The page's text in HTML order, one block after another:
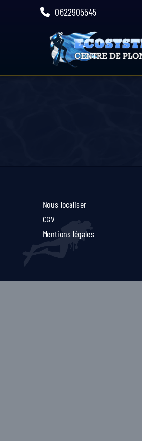
0622905545
Nous localiser
CGV
Mentions légales